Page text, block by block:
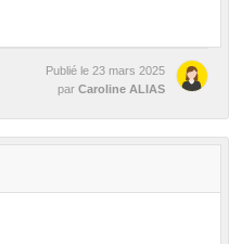
Publié le 23 mars 2025
par Caroline ALIAS